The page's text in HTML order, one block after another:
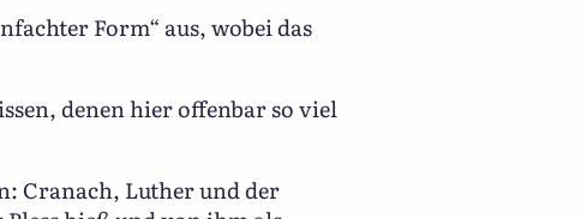
Form“ aus, wobei das
denen hier offenbar so viel
Cranach, Luther und der